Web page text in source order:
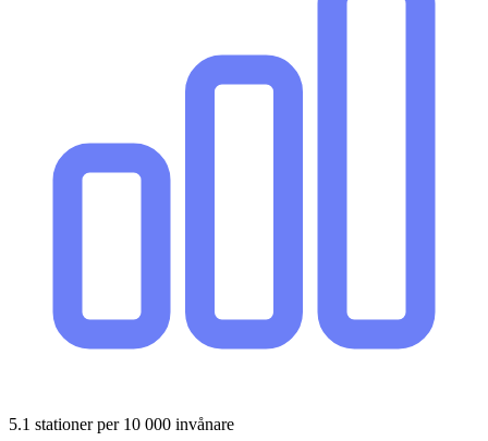
5.1 stationer per 10 000 invånare